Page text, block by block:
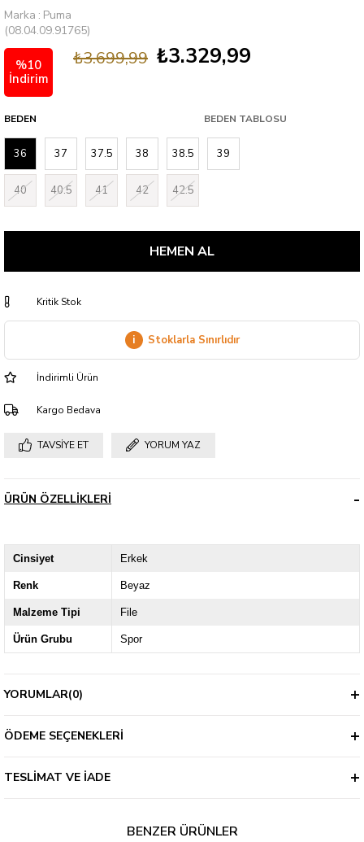
Marka : Puma
(08.04.09.91765)
%10
İndirim
₺3.699,99 ₺3.329,99
BEDEN BEDEN TABLOSU
36 37 37.5 38 38.5 39
40 40.5 41 42 42.5
Kritik Stok
i Stoklarla Sınırlıdır
İndirimli Ürün
Kargo Bedava
TAVSIYE ET YORUM YAZ
ÜRÜN ÖZELLIKLERI
Cinsiyet Erkek
Renk Beyaz
Malzeme Tipi File
Ürün Grubu Spor
YORUMLAR(0)
ÖDEME SEÇENEKLERI
TESLIMAT VE İADE
BENZER ÜRÜNLER